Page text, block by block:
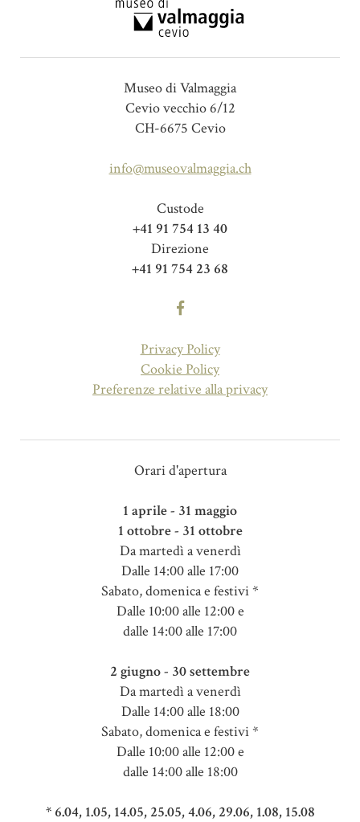
Museo di Valmaggia
Cevio vecchio 6/12
CH-6675 Cevio
info@museovalmaggia.ch
Custode
+41 91 754 13 40
Direzione
+41 91 754 23 68
Privacy Policy
Cookie Policy
Preferenze relative alla privacy
Orari d'apertura
1 aprile - 31 maggio
1 ottobre - 31 ottobre
Da martedì a venerdì
Dalle 14:00 alle 17:00
Sabato, domenica e festivi *
Dalle 10:00 alle 12:00 e
dalle 14:00 alle 17:00
2 giugno - 30 settembre
Da martedì a venerdì
Dalle 14:00 alle 18:00
Sabato, domenica e festivi *
Dalle 10:00 alle 12:00 e
dalle 14:00 alle 18:00
* 6.04, 1.05, 14.05, 25.05, 4.06, 29.06, 1.08, 15.08